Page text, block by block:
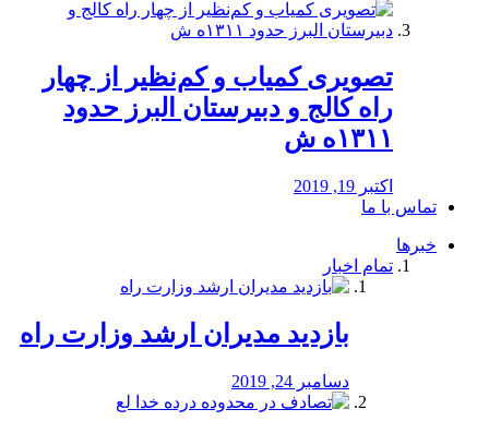
️تصویری کمیاب و کم‌نظیر از چهار
راه كالج و دبيرستان البرز حدود
۱۳۱۱ه ش
اکتبر 19, 2019
تماس با ما
خبرها
تمام اخبار
بازدید مدیران ارشد وزارت راه
دسامبر 24, 2019